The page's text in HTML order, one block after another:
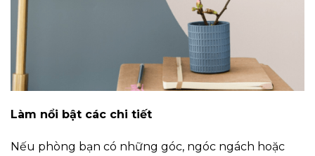
Làm nổi bật các chi tiết
Nếu phòng bạn có những góc, ngóc ngách hoặc